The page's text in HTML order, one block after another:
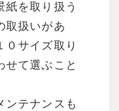
紙を取り扱う
取扱いがあ
０サイズ取り
せて選ぶこと
ンテナンスも